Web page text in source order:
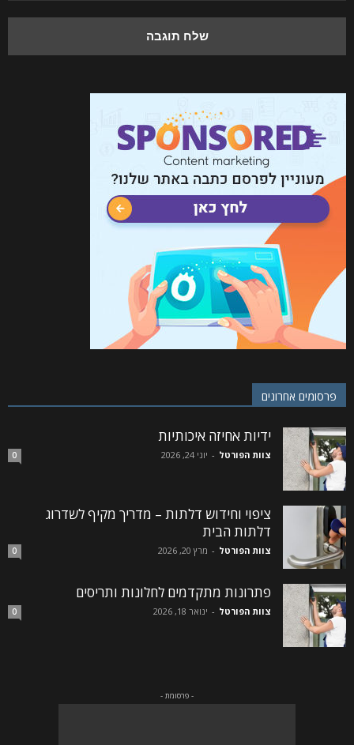
פרסומים אחרונים
ידיות אחיזה איכותיות
צוות הפורטל - יוני 24, 2026 0
ציפוי וחידוש דלתות – מדריך מקיף לשדרוג
דלתות הבית
צוות הפורטל - מרץ 20, 2026 0
פתרונות מתקדמים לחלונות ותריסים
צוות הפורטל - ינואר 18, 2026 0
- פרסומת -